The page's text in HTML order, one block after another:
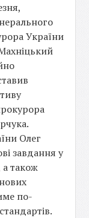
України
Олег
завдання у
а також
по-